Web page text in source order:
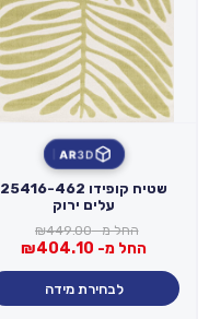
3D
AR
שטיח קופידו 25416-462
עלים ירוק
החל מ- ₪449.00
החל מ- ₪404.10
לבחירת מידה